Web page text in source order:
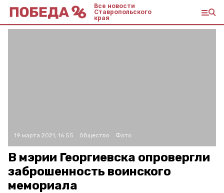
Все новости
Ставропольского
края
19 марта 2021, 16:55 Общество Фото:
В мэрии Георгиевска опровергли
заброшенность воинского
мемориала